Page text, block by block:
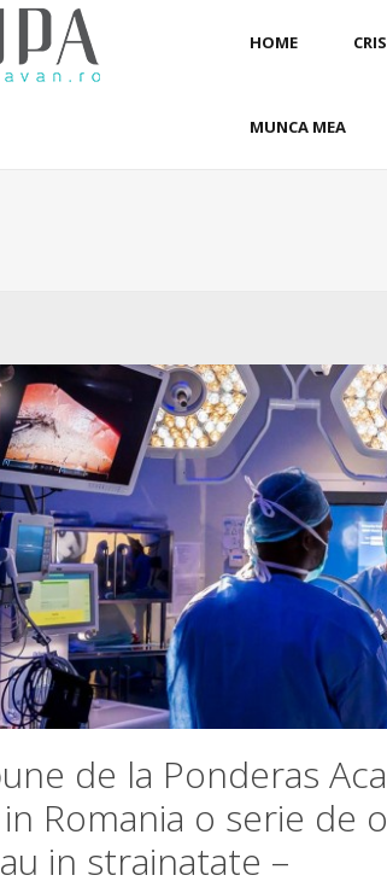
HOME
MUNCA MEA
de la Ponderas
Romania o serie de
in strainatate –